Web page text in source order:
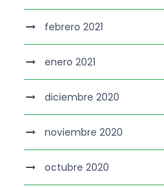
febrero 2021
enero 2021
diciembre 2020
noviembre 2020
octubre 2020